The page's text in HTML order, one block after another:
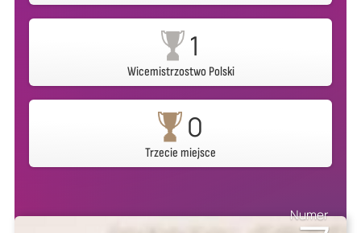
1
Wicemistrzostwo Polski
0
Trzecie miejsce
Numer